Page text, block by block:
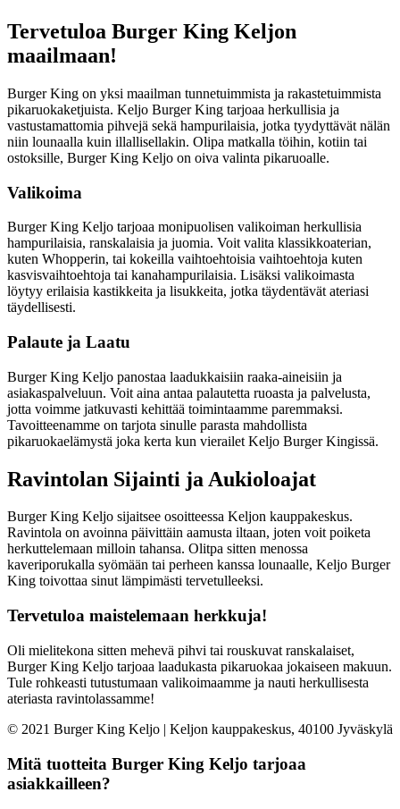
Tervetuloa Burger King Keljon
maailmaan!
Burger King on yksi maailman tunnetuimmista ja rakastetuimmista
pikaruokaketjuista. Keljo Burger King tarjoaa herkullisia ja
vastustamattomia pihvejä sekä hampurilaisia, jotka tyydyttävät nälän
niin lounaalla kuin illallisellakin. Olipa matkalla töihin, kotiin tai
ostoksille, Burger King Keljo on oiva valinta pikaruoalle.
Valikoima
Burger King Keljo tarjoaa monipuolisen valikoiman herkullisia
hampurilaisia, ranskalaisia ja juomia. Voit valita klassikkoaterian,
kuten Whopperin, tai kokeilla vaihtoehtoisia vaihtoehtoja kuten
kasvisvaihtoehtoja tai kanahampurilaisia. Lisäksi valikoimasta
löytyy erilaisia kastikkeita ja lisukkeita, jotka täydentävät ateriasi
täydellisesti.
Palaute ja Laatu
Burger King Keljo panostaa laadukkaisiin raaka-aineisiin ja
asiakaspalveluun. Voit aina antaa palautetta ruoasta ja palvelusta,
jotta voimme jatkuvasti kehittää toimintaamme paremmaksi.
Tavoitteenamme on tarjota sinulle parasta mahdollista
pikaruokaelämystä joka kerta kun vierailet Keljo Burger Kingissä.
Ravintolan Sijainti ja Aukioloajat
Burger King Keljo sijaitsee osoitteessa Keljon kauppakeskus.
Ravintola on avoinna päivittäin aamusta iltaan, joten voit poiketa
herkuttelemaan milloin tahansa. Olitpa sitten menossa
kaveriporukalla syömään tai perheen kanssa lounaalle, Keljo Burger
King toivottaa sinut lämpimästi tervetulleeksi.
Tervetuloa maistelemaan herkkuja!
Oli mielitekona sitten mehevä pihvi tai rouskuvat ranskalaiset,
Burger King Keljo tarjoaa laadukasta pikaruokaa jokaiseen makuun.
Tule rohkeasti tutustumaan valikoimaamme ja nauti herkullisesta
ateriasta ravintolassamme!
© 2021 Burger King Keljo | Keljon kauppakeskus, 40100 Jyväskylä
Mitä tuotteita Burger King Keljo tarjoaa
asiakkailleen?